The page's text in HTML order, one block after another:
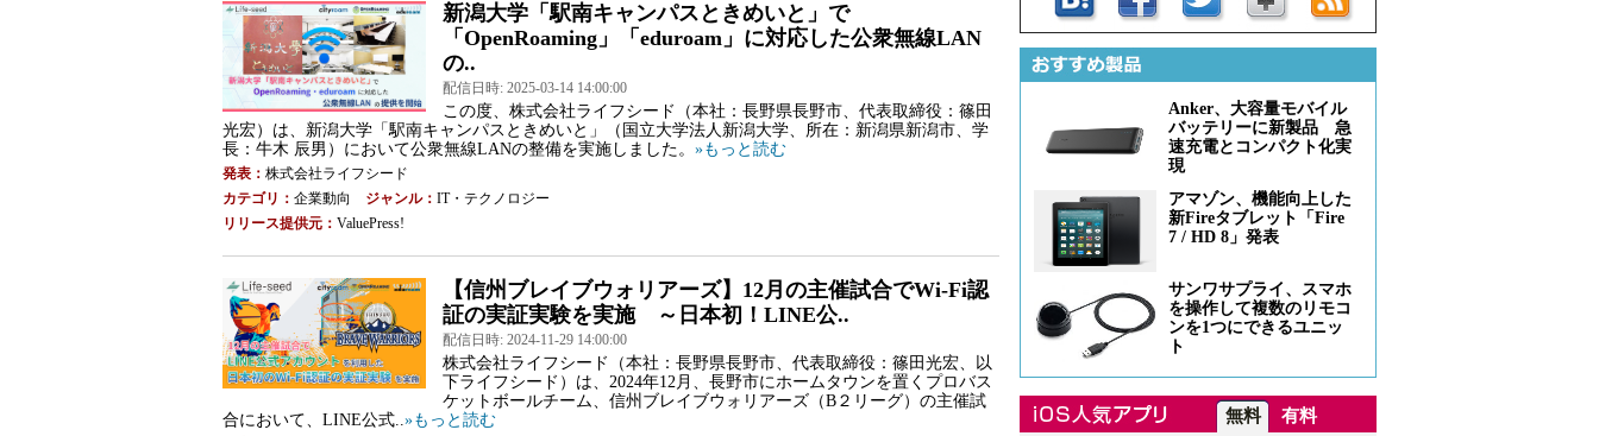
新潟大学「駅南キャンパスときめいと」で
「OpenRoaming」「eduroam」に対応した公衆無線LAN
の..
配信日時: 2025-03-14 14:00:00
この度、株式会社ライフシード（本社：長野県長野市、代表取締役：篠田
光宏）は、新潟大学「駅南キャンパスときめいと」（国立大学法人新潟大学、所在：新潟県新潟市、学
長：牛木 辰男）において公衆無線LANの整備を実施しました。 »もっと読む
発表： 株式会社ライフシード
カテゴリ： 企業動向 ジャンル： IT・テクノロジー
リリース提供元： ValuePress!
【信州ブレイブウォリアーズ】12月の主催試合でWi-Fi認
証の実証実験を実施 ～日本初！LINE公..
配信日時: 2024-11-29 14:00:00
株式会社ライフシード（本社：長野県長野市、代表取締役：篠田光宏、以
下ライフシード）は、2024年12月、長野市にホームタウンを置くプロバス
ケットボールチーム、信州ブレイブウォリアーズ（B２リーグ）の主催試
合において、LINE公式..»もっと読む
Anker、大容量モバイル
バッテリーに新製品 急
速充電とコンパクト化実
現
アマゾン、機能向上した
新Fireタブレット「Fire
7 / HD 8」発表
サンワサプライ、スマホ
を操作して複数のリモコ
ンを1つにできるユニッ
ト
無料 有料